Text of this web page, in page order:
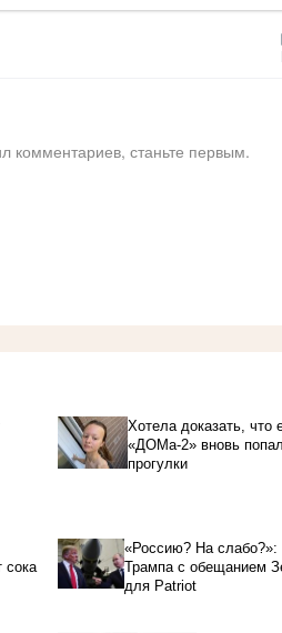
комментариев, станьте первым.
Хотела доказать, что
«ДОМа-2» вновь
прогулки
сока
«Россию? На слабо?»:
Трампа с обещанием
для Patriot